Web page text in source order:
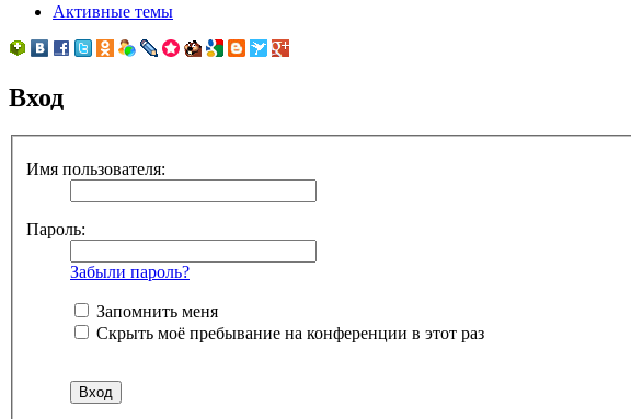
Активные темы
Вход
Имя пользователя:
Пароль:
Забыли пароль?
Запомнить меня
Скрыть моё пребывание на конференции в этот раз